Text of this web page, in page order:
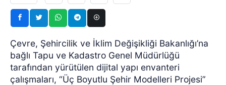
Çevre, Şehircilik ve İklim Değişikliği Bakanlığı’na
bağlı Tapu ve Kadastro Genel Müdürlüğü
tarafından yürütülen dijital yapı envanteri
çalışmaları, “Üç Boyutlu Şehir Modelleri Projesi”